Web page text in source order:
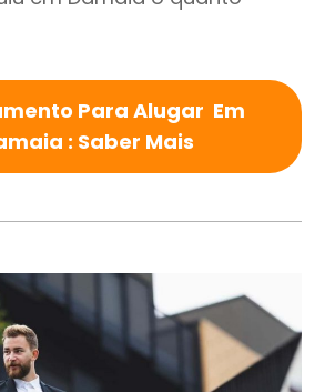
Para Alugar Em
: Saber Mais